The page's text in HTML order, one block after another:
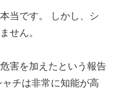
当です。 しかし、シ
せん。
害を加えたという報告
チは非常に知能が高